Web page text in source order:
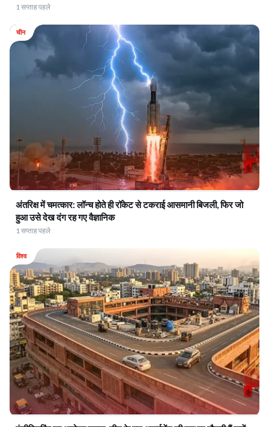
1 सप्ताह पहले
चीन
अंतरिक्ष में चमत्कार: लॉन्च होते ही रॉकेट से टकराई आसमानी बिजली, फिर जो
हुआ उसे देख दंग रह गए वैज्ञानिक
1 सप्ताह पहले
विश्व